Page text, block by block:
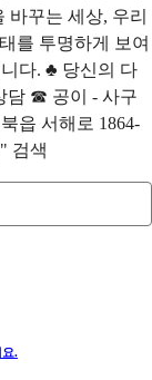
바꾸는 세상, 우리
를 투명하게 보여
다. ♣ 당신의 다
담 ☎ 공이 - 사구
읍 서해로 1864-
검색
요.